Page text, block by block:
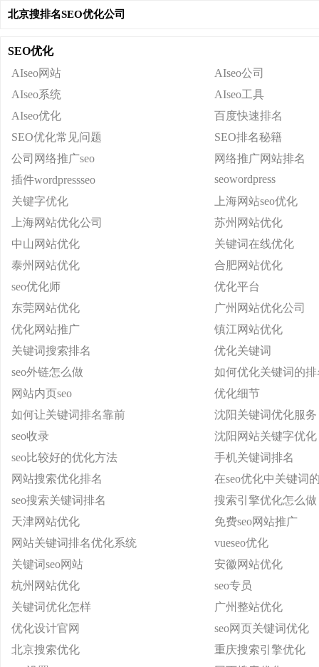
北京搜排名SEO优化公司
SEO优化
AIseo网站
AIseo公司
AIseo系统
AIseo工具
AIseo优化
百度快速排名
SEO优化常见问题
SEO排名秘籍
公司网络推广seo
网络推广网站排名
插件wordpressseo
seowordpress
关键字优化
上海网站seo优化
上海网站优化公司
苏州网站优化
中山网站优化
关键词在线优化
泰州网站优化
合肥网站优化
seo优化师
优化平台
东莞网站优化
广州网站优化公司
优化网站推广
镇江网站优化
关键词搜索排名
优化关键词
seo外链怎么做
如何优化关键词的排
网站内页seo
优化细节
如何让关键词排名靠前
沈阳关键词优化服务
seo收录
沈阳网站关键字优化
seo比较好的优化方法
手机关键词排名
网站搜索优化排名
在seo优化中关键词
seo搜索关键词排名
搜索引擎优化怎么做
天津网站优化
免费seo网站推广
网站关键词排名优化系统
vueseo优化
关键词seo网站
安徽网站优化
杭州网站优化
seo专员
关键词优化怎样
广州整站优化
优化设计官网
seo网页关键词优化
北京搜索优化
重庆搜索引擎优化